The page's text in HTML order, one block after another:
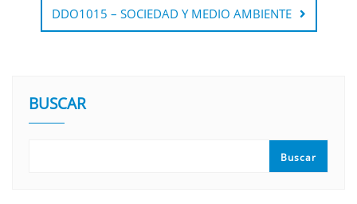
DDO1015 – SOCIEDAD Y MEDIO AMBIENTE
BUSCAR
Buscar